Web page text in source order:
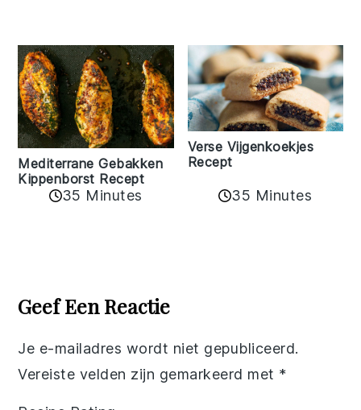
Mediterrane Gebakken
Kippenborst Recept
35 Minutes
Verse Vijgenkoekjes
Recept
35 Minutes
Interactions
Geef Een Reactie
Je e-mailadres wordt niet gepubliceerd.
Vereiste velden zijn gemarkeerd met *